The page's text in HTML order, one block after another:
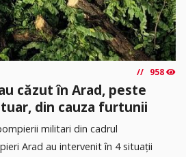
958
căzut în Arad, peste
din cauza furtunii
militari din cadrul
Arad au intervenit în 4 situații